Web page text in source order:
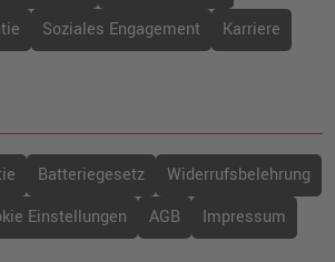
Soziales Engagement
Karriere
Batteriegesetz
Widerrufsbelehrung
Einstellungen AGB Impressum